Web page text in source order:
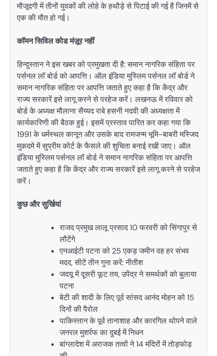
मौजूदगी में तीनों युवकों की लोहे के हथौड़े से पिटाई की गई है जिनमें से
एक की मौत हो गई।
कॉमन सिविल कोड मंज़ूर नहीं
हिन्दुस्तान ने इस खबर को प्रमुखता दी है: समान नागरिक संहिता पर
पर्सनल लॉ बोर्ड को आपत्ति। ऑल इंडिया मुस्लिम पर्सनल लॉ बोर्ड ने
समान नागरिक संहिता पर आपत्ति जताते हुए कहा है कि केंद्र और
राज्य सरकारें इसे लागू करने से परहेज करें। लखनऊ में रविवार को
बोर्ड के अध्यक्ष मौलाना सैय्यद राबे हसनी नदवी की अध्यक्षता में
कार्यकारिणी की बैठक हुई। इसमें प्रस्ताव पारित कर कहा गया कि
1991 के धर्मस्थल कानून और उसके बाद रामजन्म भूमि-बाबरी मस्जिद
मुकदमे में सुप्रीम कोर्ट के फैसले की शुचिता बनाई रखी जाए। ऑल
इंडिया मुस्लिम पर्सनल लॉ बोर्ड ने समान नागरिक संहिता पर आपत्ति
जताते हुए कहा है कि केंद्र और राज्य सरकारें इसे लागू करने से परहेज
करें।
कुछ और सुर्खियां
राजद प्रमुख लालू प्रसाद 10 फरवरी को सिंगापुर से
लौटेंगे
एनआईटी पटना को 25 एकड़ जमीन वह हर संभव
मदद, सीटें तीन गुना करें: नीतीश
जदयू में दूसरी फूट तय, उपेंद्र ने समर्थकों को बुलाया
पटना
बेटी की शादी के लिए पूर्व सांसद आनंद मोहन को 15
दिनों की पैरोल
पाकिस्तान के पूर्व तानाशाह और कारगिल थोपने वाले
जनरल मुशर्रफ का दुबई में निधन
बांग्लादेश में अराजक तत्वों ने 14 मंदिरों में तोड़फोड़